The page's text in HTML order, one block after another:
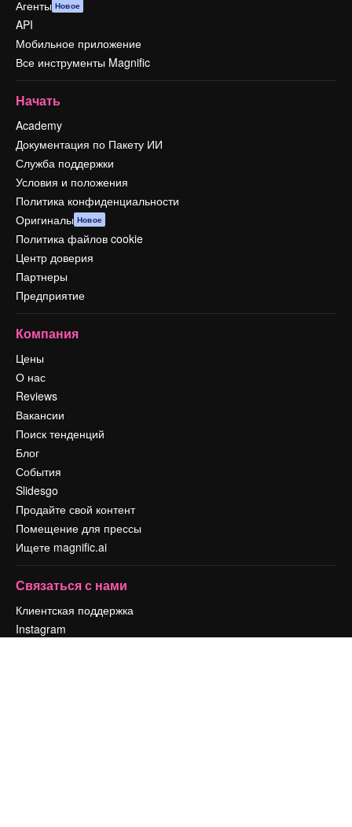
Агенты Новое
API
Мобильное приложение
Все инструменты Magnific
Начать
Academy
Документация по Пакету ИИ
Служба поддержки
Условия и положения
Политика конфиденциальности
Оригиналы Новое
Политика файлов cookie
Центр доверия
Партнеры
Предприятие
Компания
Цены
О нас
Reviews
Вакансии
Поиск тенденций
Блог
События
Slidesgo
Продайте свой контент
Помещение для прессы
Ищете magnific.ai
Связаться с нами
Клиентская поддержка
Instagram